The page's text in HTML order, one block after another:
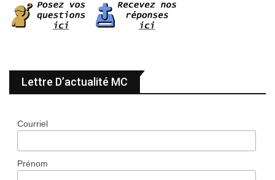
Lettre D’actualité MC
Courriel
Prénom